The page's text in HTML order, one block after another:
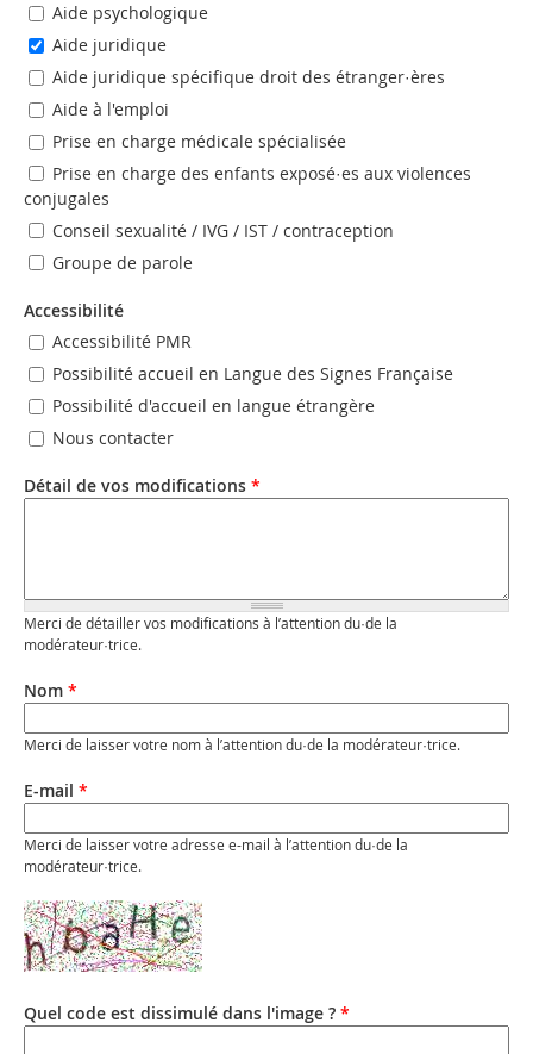
Aide psychologique
Aide juridique
Aide juridique spécifique droit des étranger·ères
Aide à l'emploi
Prise en charge médicale spécialisée
Prise en charge des enfants exposé·es aux violences
conjugales
Conseil sexualité / IVG / IST / contraception
Groupe de parole
Accessibilité
Accessibilité PMR
Possibilité accueil en Langue des Signes Française
Possibilité d'accueil en langue étrangère
Nous contacter
Détail de vos modifications *
Merci de détailler vos modifications à l’attention du·de la
modérateur·trice.
Nom *
Merci de laisser votre nom à l’attention du·de la modérateur·trice.
E-mail *
Merci de laisser votre adresse e-mail à l’attention du·de la
modérateur·trice.
Quel code est dissimulé dans l'image ? *